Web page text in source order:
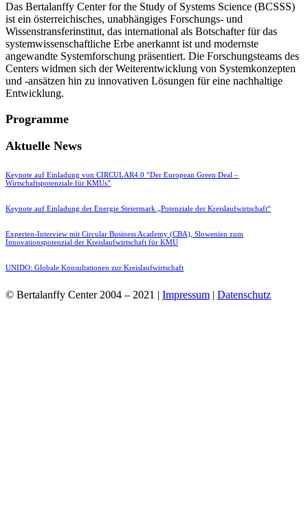
Das Bertalanffy Center for the Study of Systems Science (BCSSS)
ist ein österreichisches, unabhängiges Forschungs- und
Wissenstransferinstitut, das international als Botschafter für das
systemwissenschaftliche Erbe anerkannt ist und modernste
angewandte Systemforschung präsentiert. Die Forschungsteams des
Centers widmen sich der Weiterentwicklung von Systemkonzepten
und -ansätzen hin zu innovativen Lösungen für eine nachhaltige
Entwicklung.
Programme
Aktuelle News
Keynote auf Einladung von CIRCULAR4.0 “Der European Green Deal –
Wirtschaftspotenziale für KMUs”
Keynote auf Einladung der Energie Steiermark „Potenziale der Kreislaufwirtschaft“
Experten-Interview mit Circular Business Academy (CBA), Slowenien zum
Innovationspotenzial der Kreislaufwirtschaft für KMU
UNIDO: Globale Konsultationen zur Kreislaufwirtschaft
© Bertalanffy Center 2004 – 2021 | Impressum | Datenschutz